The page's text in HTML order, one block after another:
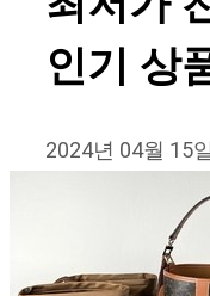
인기 상
2024년 04월 15